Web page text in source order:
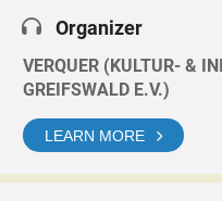
Organizer
VERQUER (KULTUR- &
GREIFSWALD E.V.)
LEARN MORE